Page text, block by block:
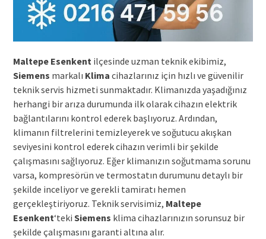
Maltepe Esenkentilçesinde uzman teknik ekibimiz,
Siemens markalı Klima cihazlarınız için hızlı ve güvenilir
teknik servis hizmeti sunmaktadır. Klimanızda yaşadığınız
herhangi bir arıza durumunda ilk olarak cihazın elektrik
bağlantılarını kontrol ederek başlıyoruz. Ardından,
klimanın filtrelerini temizleyerek ve soğutucu akışkan
seviyesini kontrol ederek cihazın verimli bir şekilde
çalışmasını sağlıyoruz. Eğer klimanızın soğutmama sorunu
varsa, kompresörün ve termostatın durumunu detaylı bir
şekilde inceliyor ve gerekli tamiratı hemen
gerçekleştiriyoruz. Teknik servisimiz, Maltepe
Esenkent‘teki Siemens klima cihazlarınızın sorunsuz bir
şekilde çalışmasını garanti altına alır.